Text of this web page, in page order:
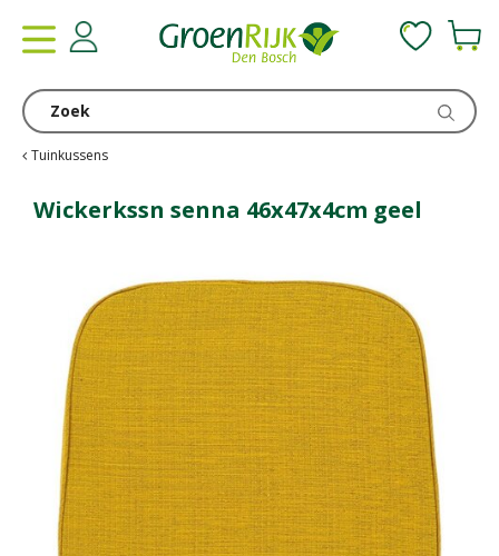
Tuinkussens
Wickerkssn senna 46x47x4cm geel